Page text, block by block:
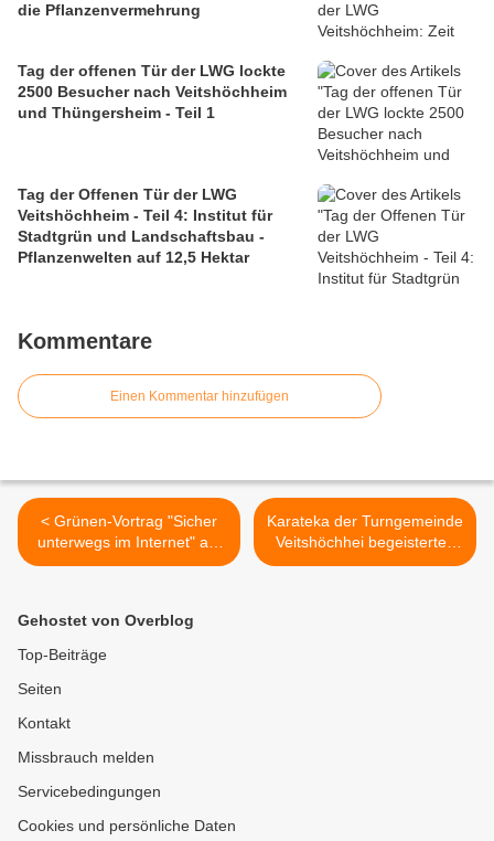
die Pflanzenvermehrung
Tag der offenen Tür der LWG lockte
2500 Besucher nach Veitshöchheim
und Thüngersheim - Teil 1
Tag der Offenen Tür der LWG
Veitshöchheim - Teil 4: Institut für
Stadtgrün und Landschaftsbau -
Pflanzenwelten auf 12,5 Hektar
Kommentare
Einen Kommentar hinzufügen
< Grünen-Vortrag "Sicher
unterwegs im Internet" am
22.11.23 im
Karateka der Turngemeinde
Veitshöchhei begeisterten
bei Karate-Wettstreit >
Gehostet von Overblog
Top-Beiträge
Seiten
Kontakt
Missbrauch melden
Servicebedingungen
Cookies und persönliche Daten